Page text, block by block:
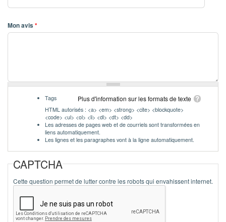
Mon avis*
Plus d'information sur les formats de texte
Tags
HTML autorisés : <a> <em> <strong> <cite> <blockquote>
<code> <ul> <ol> <li> <dl> <dt> <dd>
Les adresses de pages web et de courriels sont transformées en
liens automatiquement.
Les lignes et les paragraphes vont à la ligne automatiquement.
CAPTCHA
Cette question permet de lutter contre les robots qui envahissent internet.